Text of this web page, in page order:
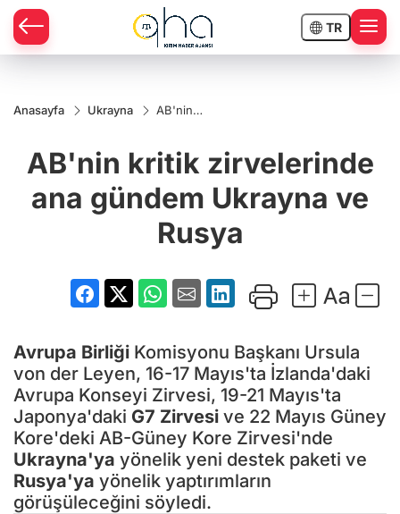
TR
Anasayfa Ukrayna
AB'nin
ana
gündem
Rusya
AB'nin kritik zirvelerinde
ana gündem Ukrayna ve
Rusya
Avrupa Birliği Komisyonu Başkanı Ursula
von der Leyen, 16-17 Mayıs'ta İzlanda'daki
Avrupa Konseyi Zirvesi, 19-21 Mayıs'ta
Japonya'daki G7 Zirvesi ve 22 Mayıs Güney
Kore'deki AB-Güney Kore Zirvesi'nde
Ukrayna'ya yönelik yeni destek paketi ve
Rusya'ya yönelik yaptırımların
görüşüleceğini söyledi.